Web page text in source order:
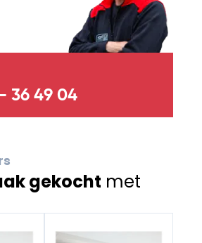
36 49 04
gekocht met
the elements of the carousel is
navigation